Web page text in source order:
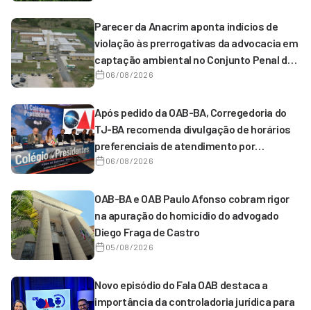
Parecer da Anacrim aponta indícios de
violação às prerrogativas da advocacia em
captação ambiental no Conjunto Penal de
Serrinha
06/08/2026
Após pedido da OAB-BA, Corregedoria do
TJ-BA recomenda divulgação de horários
preferenciais de atendimento por
magistrados de 1º grau
06/08/2026
OAB-BA e OAB Paulo Afonso cobram rigor
na apuração do homicídio do advogado
Diego Fraga de Castro
05/08/2026
Novo episódio do Fala OAB destaca a
importância da controladoria jurídica para